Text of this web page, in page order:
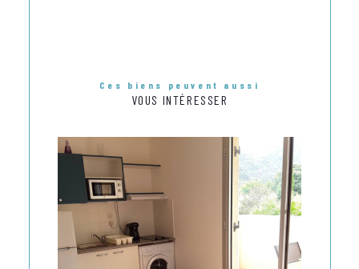
Ces biens peuvent aussi
VOUS INTÉRESSER